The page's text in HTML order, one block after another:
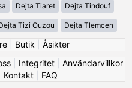
Dejta Tiaret Dejta Tindouf
Tizi Ouzou Dejta Tlemcen
| Butik
Åsikter
| Integritet| Användarvillkor
Kontakt| FAQ